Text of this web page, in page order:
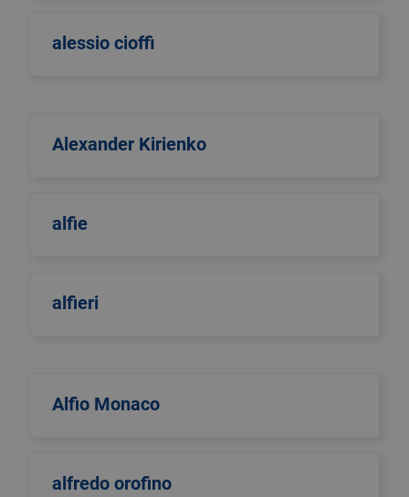
alessio cioffi
Alexander Kirienko
alfie
alfieri
Alfio Monaco
alfredo orofino